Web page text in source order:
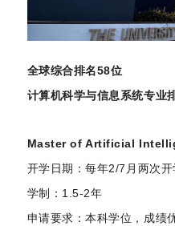
全球综合排名58位
计算机科学与信息系统专业
Master of Artificial
开学日期：每年2/7月两次开
学制：1.5-2年
申请要求：本科学位，成绩